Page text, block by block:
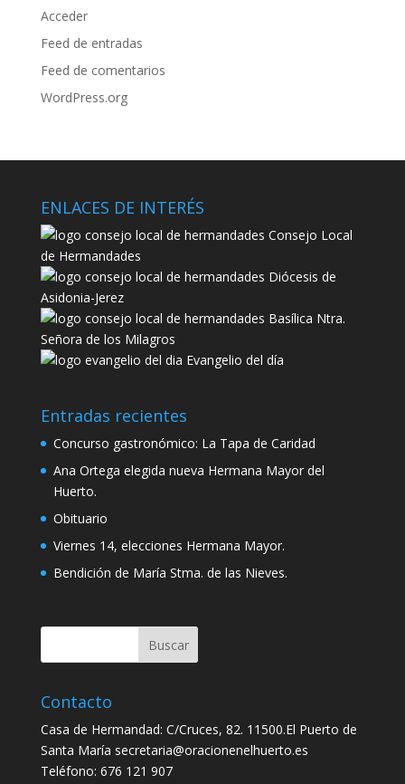
Acceder
Feed de entradas
Feed de comentarios
WordPress.org
ENLACES DE INTERÉS
Consejo Local
de Hermandades
Diócesis de
Asidonia-Jerez
Basílica Ntra.
Señora de los Milagros
Evangelio del día
Entradas recientes
Concurso gastronómico: La Tapa de Caridad
Ana Ortega elegida nueva Hermana Mayor del
Huerto.
Obituario
Viernes 14, elecciones Hermana Mayor.
Bendición de María Stma. de las Nieves.
Contacto
Casa de Hermandad: C/Cruces, 82. 11500.El Puerto de
Santa María secretaria@oracionenelhuerto.es
Teléfono: 676 121 907